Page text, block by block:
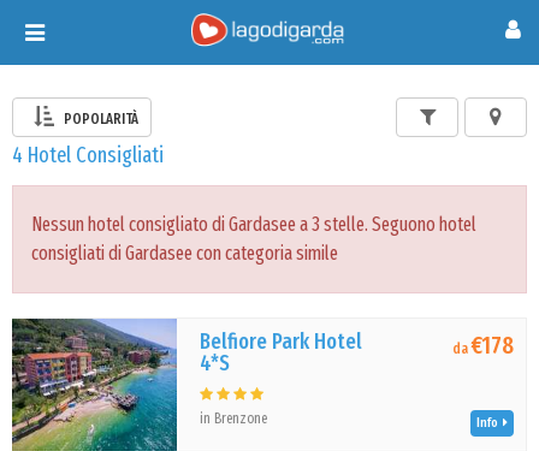
Toggle
navigation
POPOLARITÀ
4 Hotel Consigliati
Nessun hotel consigliato di Gardasee a 3 stelle. Seguono hotel
consigliati di Gardasee con categoria simile
Belfiore Park Hotel
4*S
in Brenzone
da€178
Info